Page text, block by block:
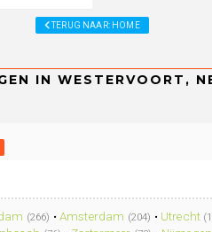
TERUG NAAR: HOME
(266) •Amsterdam (204) • Utrecht